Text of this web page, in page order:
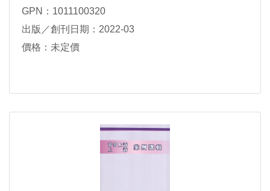
Support
GPN：1011100320
出版／創刊日期：2022-03
價格：未定價